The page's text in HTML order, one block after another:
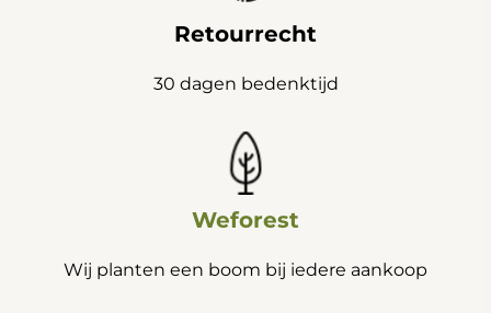
Retourrecht
30 dagen bedenktijd
Weforest
Wij planten een boom bij iedere aankoop